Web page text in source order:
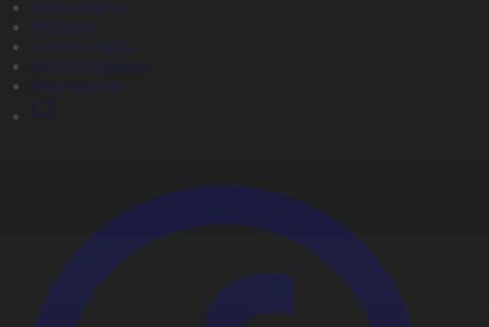
Жаңалықтар
Жобалар
Телехикаялар
Мультсериалдар
Видеоархив